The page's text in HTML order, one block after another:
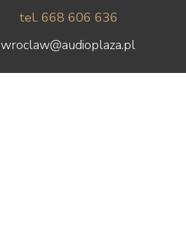
tel. 668 606 636
wroclaw@audioplaza.pl